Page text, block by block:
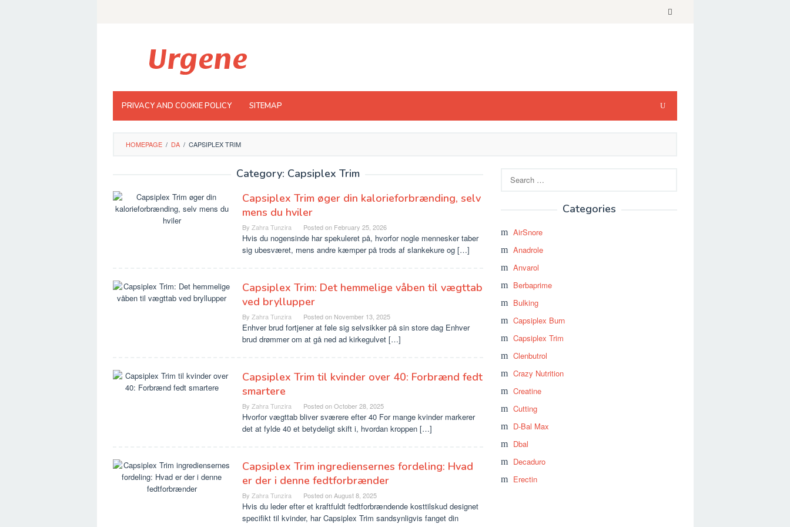
PRIVACY AND COOKIE POLICY SITEMAP
HOMEPAGE / DA / CAPSIPLEX TRIM
Category: Capsiplex Trim
Capsiplex Trim øger din kalorieforbrænding, selv
mens du hviler
By Zahra Tunzira Posted on February 25, 2026
Hvis du nogensinde har spekuleret på, hvorfor nogle mennesker taber
sig ubesværet, mens andre kæmper på trods af slankekure og […]
Capsiplex Trim: Det hemmelige våben til vægttab
ved bryllupper
By Zahra Tunzira Posted on November 13, 2025
Enhver brud fortjener at føle sig selvsikker på sin store dag Enhver
brud drømmer om at gå ned ad kirkegulvet […]
Capsiplex Trim til kvinder over 40: Forbrænd fedt
smartere
By Zahra Tunzira Posted onOctober 28, 2025
Hvorfor vægttab bliver sværere efter 40 For mange kvinder markerer
det at fylde 40 et betydeligt skift i, hvordan kroppen […]
Capsiplex Trim ingrediensernes fordeling: Hvad
er der i denne fedtforbrænder
By Zahra Tunzira Posted onAugust 8, 2025
Hvis du leder efter et kraftfuldt fedtforbrændende kosttilskud designet
specifikt til kvinder, har Capsiplex Trim sandsynligvis fanget din
for:
Categories
AirSnore
Anadrole
Anvarol
Berbaprime
Bulking
Capsiplex Burn
Capsiplex Trim
Clenbutrol
Crazy Nutrition
Creatine
Cutting
D-Bal Max
Dbal
Decaduro
Erectin